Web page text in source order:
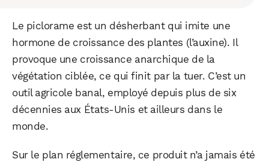
Le piclorame est un désherbant qui imite une
hormone de croissance des plantes (l’auxine). Il
provoque une croissance anarchique de la
végétation ciblée, ce qui finit par la tuer. C’est un
outil agricole banal, employé depuis plus de six
décennies aux États-Unis et ailleurs dans le
monde.
Sur le plan réglementaire, ce produit n’a jamais été